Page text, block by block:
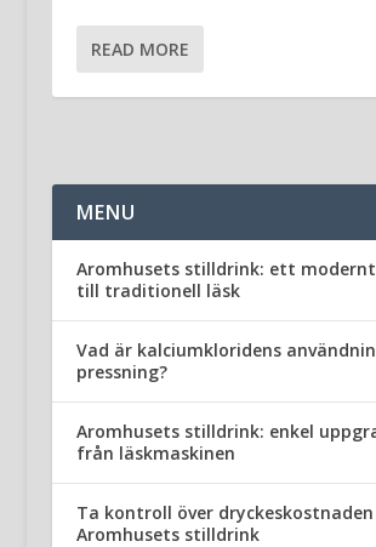
READ MORE
MENU
Aromhusets stilldrink: ett
till traditionell läsk
Vad är kalciumkloridens
pressning?
Aromhusets stilldrink: enkel
från läskmaskinen
Ta kontroll över
Aromhusets stilldrink